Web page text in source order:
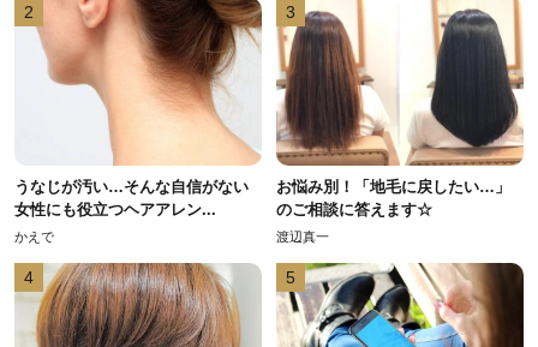
2
うなじが汚い…そんな自信がない
女性にも役立つヘアアレン...
かえで
3
お悩み別！「地毛に戻したい…」
のご相談に答えます☆
渡辺真一
4 5